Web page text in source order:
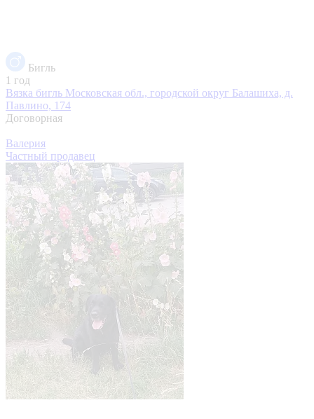
Бигль
1 год
Вязка бигль Московская обл., городской округ Балашиха, д.
Павлино, 174
Договорная
Валерия
Частный продавец